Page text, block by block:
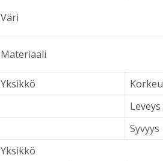
Väri
Materiaali
Yksikkö
Leveys
Syvyys
Yksikkö